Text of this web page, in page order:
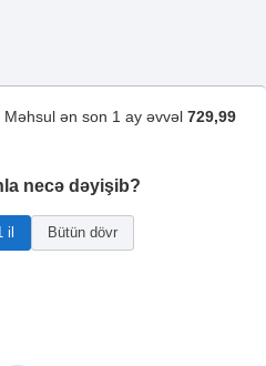
Məhsul ən son 1 ay əvvəl 729,99
necə dəyişib?
il Bütün dövr